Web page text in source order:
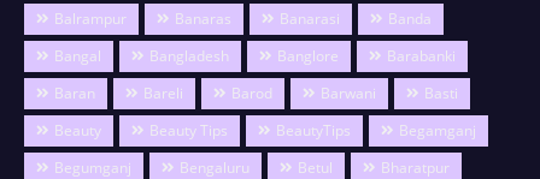
Balrampur
Banaras Banarasi
Banda
Bangal
Bangladesh Banglore
Barabanki
Baran
Bareli Barod Barwani
Basti
Beauty
Beauty Tips BeautyTips
Begamganj
Begumganj
Bengaluru Betul
Bharatpur